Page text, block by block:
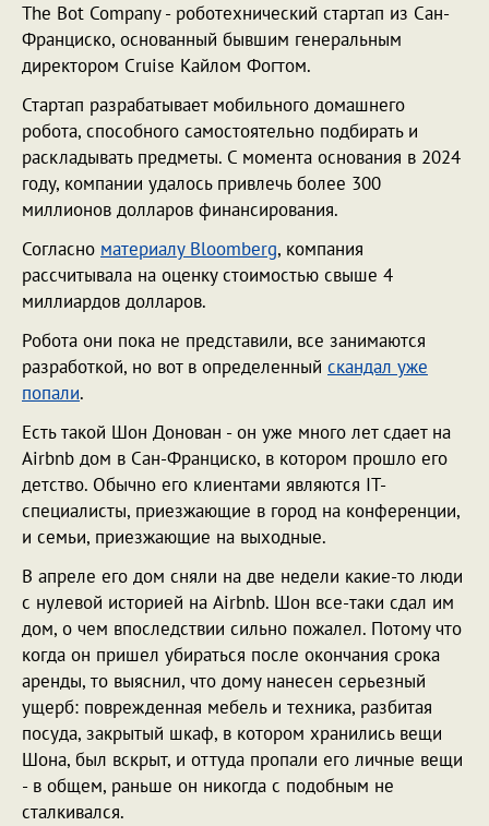
The Bot Company - роботехнический стартап из Сан-
Франциско, основанный бывшим генеральным
директором Cruise Кайлом Фогтом.
Стартап разрабатывает мобильного домашнего
робота, способного самостоятельно подбирать и
раскладывать предметы. С момента основания в 2024
году, компании удалось привлечь более 300
миллионов долларов финансирования.
Согласно материалу Bloomberg, компания
рассчитывала на оценку стоимостью свыше 4
миллиардов долларов.
Робота они пока не представили, все занимаются
разработкой, но вот в определенный скандал уже
попали.
Есть такой Шон Донован - он уже много лет сдает на
Airbnb дом в Сан-Франциско, в котором прошло его
детство. Обычно его клиентами являются IT-
специалисты, приезжающие в город на конференции,
и семьи, приезжающие на выходные.
В апреле его дом сняли на две недели какие-то люди
с нулевой историей на Airbnb. Шон все-таки сдал им
дом, о чем впоследствии сильно пожалел. Потому что
когда он пришел убираться после окончания срока
аренды, то выяснил, что дому нанесен серьезный
ущерб: поврежденная мебель и техника, разбитая
посуда, закрытый шкаф, в котором хранились вещи
Шона, был вскрыт, и оттуда пропали его личные вещи
- в общем, раньше он никогда с подобным не
сталкивался.